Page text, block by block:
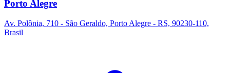
Porto Alegre
Av. Polônia, 710 - São Geraldo, Porto Alegre - RS, 90230-110,
Brasil